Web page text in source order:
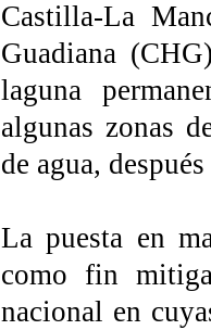
Castilla-La
Guadiana
laguna
algunas zonas
de agua,
La puesta en
como fin
nacional en